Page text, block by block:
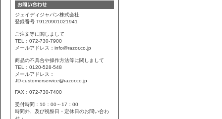
ジェイディジャパン株式会社
登録番号 T9120901021941
ご注文等に関しまして
TEL：072-730-7900
メールアドレス：info@razor.co.jp
商品の不具合や操作方法等に関しまして
TEL：0120-528-548
メールアドレス：
JD-customerservice@razor.co.jp
FAX：072-730-7400
受付時間：10：00～17：00
時間外、及び祝祭日・定休日のお問い合わ